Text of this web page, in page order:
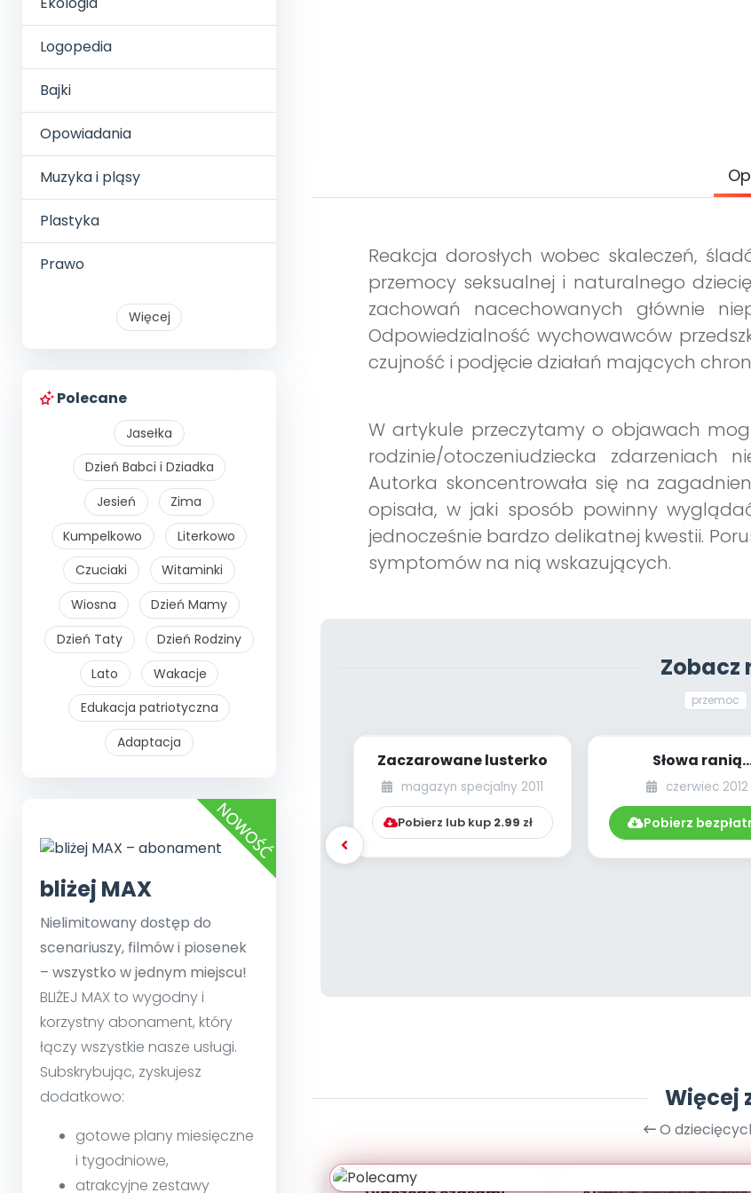
Logopedia
Bajki
Opowiadania
Muzyka i pląsy
Plastyka
Prawo
Więcej
Polecane
Jasełka
Dzień Babci i Dziadka
Jesień
Zima
Kumpelkowo
Literkowo
Czuciaki
Witaminki
Wiosna
Dzień Mamy
Dzień Taty
Dzień Rodziny
Lato
Wakacje
Edukacja patriotyczna
Adaptacja
bliżej MAX
Nielimitowany dostęp do
scenariuszy, filmów i piosenek
– wszystko w jednym miejscu!
BLIŻEJ MAX to wygodny i
korzystny abonament, który
łączy wszystkie nasze usługi.
Subskrybując, zyskujesz
dodatkowo:
gotowe plany miesięczne
i tygodniowe,
atrakcyjne zestawy
Reakcja dorosłych wobec skaleczeń,
przemocy seksualnej i naturalnego
zachowań nacechowanych głównie
Odpowiedzialność wychowawców
czujność i podjęcie działań mających
W artykule przeczytamy o objawach
rodzinie/otoczeniudziecka zdarzeniach
Autorka skoncentrowała się na
opisała, w jaki sposób powinny
jednocześnie bardzo delikatnej kwestii.
symptomów na nią wskazujących.
Zobacz
przemoc
Zaczarowane lusterko
magazyn specjalny 2011
Pobierz lub kup 2.99 zł
Słowa ranią
(scenariusz
edukacyjnego z
rodzic...
czerwiec 2012
Pobierz
Więcej
O